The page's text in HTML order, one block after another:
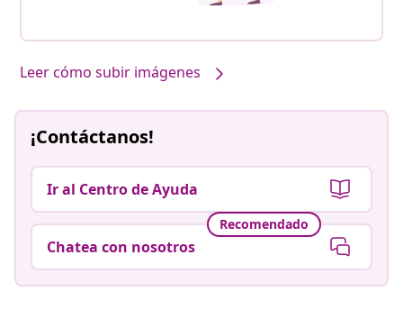
Leer cómo subir imágenes
¡Contáctanos!
Ir al Centro de Ayuda
Recomendado
Chatea con nosotros